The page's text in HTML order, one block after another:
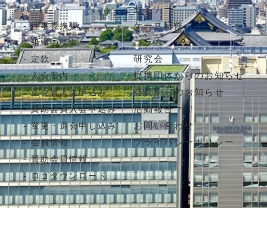
ついて
理事長挨拶
組織の概要
定款
入会案内
正会員入会申込み
賛助会員入会申込み
変更・退会申し込み
会員情報
賛助会員情報
ロゴダウンロード
セミナー
ケース研修
コラム
研究会
提携団体からのお知らせ
会員からのお知らせ
活動報告
お問い合わせ
プライバシーポリシー